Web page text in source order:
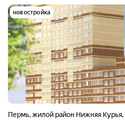
новостройка
Пермь,жилой район Нижняя Курья,